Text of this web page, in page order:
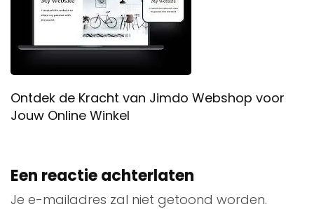
Ontdek de Kracht van Jimdo Webshop voor
Jouw Online Winkel
Een reactie achterlaten
Je e-mailadres zal niet getoond worden.